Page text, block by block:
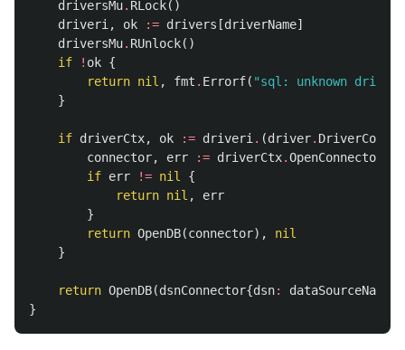
driversMu. RLock()
driveri , ok := drivers [driverName]
driversMu. RUnlock()
if
! ok {
return nil , fmt . Errorf( "sql: unknown
}
if driverCtx, ok := driveri . (driver.
connector, err := driverCtx.OpenConnector
if err != nil
{
return nil ,
err
}
return OpenDB(connector),
nil
}
return OpenDB(dsnConnector{dsn: dataSourceName
}